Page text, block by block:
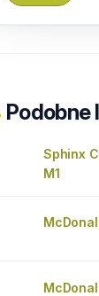
Podobne
Sphinx
M1